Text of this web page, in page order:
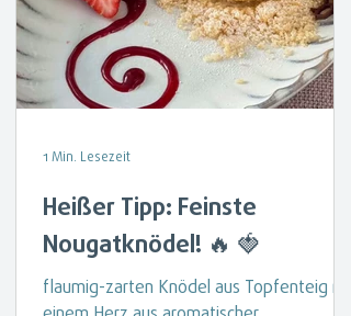
Heißer Tipp: Feinste
Nougatknödel! 🔥 🍓
flaumig-zarten Knödel aus Topfenteig mit
1 Min. Lesezeit